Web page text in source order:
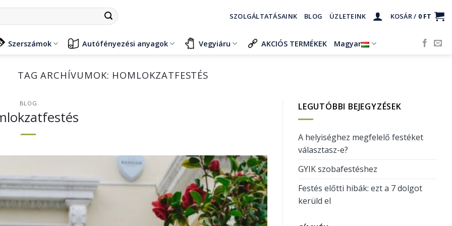
SZOLGÁLTATÁSAINK BLOG ÜZLETEINK KOSÁR / 0 FT
Szerszámok Autófényezési anyagok Vegyiáru AKCIÓS TERMÉKEK Magyar
TAG ARCHÍVUMOK: HOMLOKZATFESTÉS
BLOG LEGUTÓBBI BEJEGYZÉSEK
A helyiséghez megfelelő festéket
választasz-e?
GYIK szobafestéshez
Festés előtti hibák: ezt a 7 dolgot
kerüld el